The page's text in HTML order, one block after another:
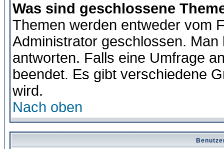
Was sind geschlossene
Themen werden entweder vom
Administrator geschlossen.
antworten. Falls eine Umfrage
beendet. Es gibt verschiedene
wird.
Nach oben